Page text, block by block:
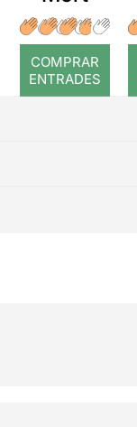
COMPRAR
ENTRADES